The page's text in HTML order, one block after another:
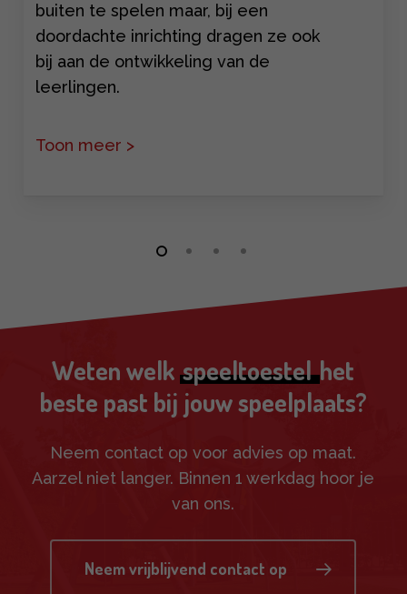
buiten te spelen maar, bij een
doordachte inrichting dragen ze ook
bij aan de ontwikkeling van de
leerlingen.
Bij een doordachte inrichting houden
op het plein, zodat er minder ruzie is
Toon meer >
Weten welkspeeltoestelhet
beste past bij jouw speelplaats?
Neem contact op voor advies op maat.
Aarzel niet langer. Binnen 1 werkdag hoor je
van ons.
Neem vrijblijvend contact op